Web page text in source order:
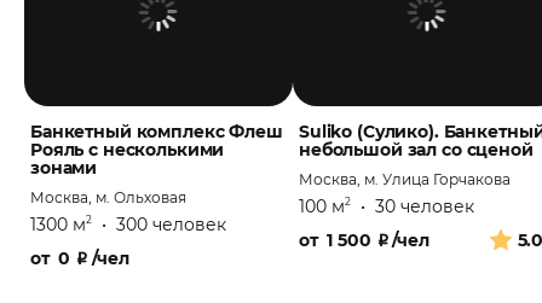
Банкетный комплекс Флеш
Рояль с несколькими
зонами
Москва, м. Ольховая
1300 м2 • 300 человек
от0 ₽ /чел
Suliko (Сулико).
небольшой зал со сценой
Москва, м. Улица Горчакова
100 м2 • 30 человек
от1 500 ₽/чел